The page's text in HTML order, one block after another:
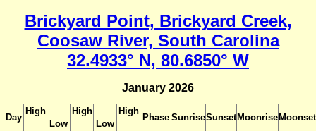
Brickyard Point, Brickyard Creek,
Coosaw River, South Carolina
32.4933° N, 80.6850° W
January 2026
Day
High
Low
High
Low
High
Phase SunriseSunset Moonrise Moonset